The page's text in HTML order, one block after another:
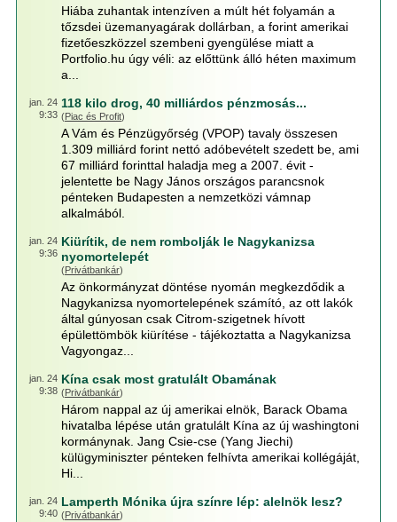
Hiába zuhantak intenzíven a múlt hét folyamán a
tőzsdei üzemanyagárak dollárban, a forint amerikai
fizetőeszközzel szembeni gyengülése miatt a
Portfolio.hu úgy véli: az előttünk álló héten maximum
a...
jan. 24
9:33
118 kilo drog, 40 milliárdos pénzmosás...
(Piac és Profit)
A Vám és Pénzügyőrség (VPOP) tavaly összesen
1.309 milliárd forint nettó adóbevételt szedett be, ami
67 milliárd forinttal haladja meg a 2007. évit -
jelentette be Nagy János országos parancsnok
pénteken Budapesten a nemzetközi vámnap
alkalmából.
jan. 24
9:36
Kiürítik, de nem rombolják le Nagykanizsa
nyomortelepét
(Privátbankár)
Az önkormányzat döntése nyomán megkezdődik a
Nagykanizsa nyomortelepének számító, az ott lakók
által gúnyosan csak Citrom-szigetnek hívott
épülettömbök kiürítése - tájékoztatta a Nagykanizsa
Vagyongaz...
jan. 24
9:38
Kína csak most gratulált Obamának
(Privátbankár)
Három nappal az új amerikai elnök, Barack Obama
hivatalba lépése után gratulált Kína az új washingtoni
kormánynak. Jang Csie-cse (Yang Jiechi)
külügyminiszter pénteken felhívta amerikai kollégáját,
Hi...
jan. 24
9:40
Lamperth Mónika újra színre lép: alelnök lesz?
(Privátbankár)